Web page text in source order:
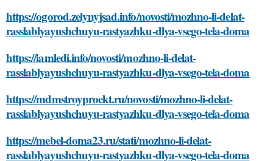
https://ogorod.zelynyjsad.info/novosti/mozhno-li-delat-
rasslablyayushchuyu-rastyazhku-dlya-vsego-tela-doma
https://iamledi.info/novosti/mozhno-li-delat-
rasslablyayushchuyu-rastyazhku-dlya-vsego-tela-doma
https://mdmstroyproekt.ru/novosti/mozhno-li-delat-
rasslablyayushchuyu-rastyazhku-dlya-vsego-tela-doma
https://mebel-doma23.ru/stati/mozhno-li-delat-
rasslablyayushchuyu-rastyazhku-dlya-vsego-tela-doma